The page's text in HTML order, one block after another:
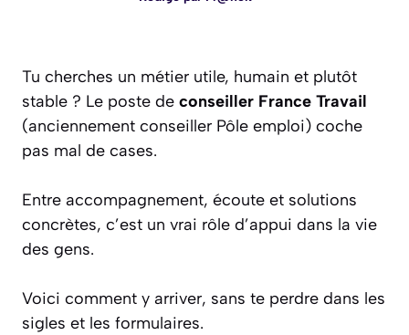
Tu cherches un métier utile, humain et plutôt
stable ? Le poste de conseiller France Travail
(anciennement conseiller Pôle emploi) coche
pas mal de cases.
Entre accompagnement, écoute et solutions
concrètes, c’est un vrai rôle d’appui dans la vie
des gens.
Voici comment y arriver, sans te perdre dans les
sigles et les formulaires.